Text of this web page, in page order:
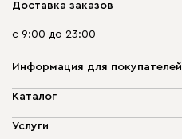
Доставка заказов
с 9:00 до 23:00
Информация для покупателей
О компании
Доставка и оплата
Каталог
Мягкая мебель
Услуги